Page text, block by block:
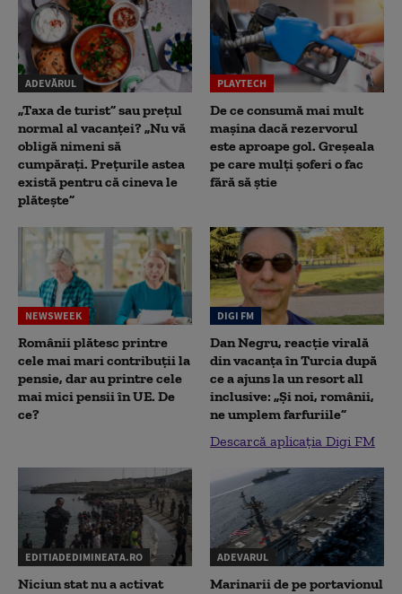
ADEVĂRUL
„Taxa de turist” sau prețul
normal al vacanței? „Nu vă
obligă nimeni să
cumpărați. Prețurile astea
există pentru că cineva le
plătește”
PLAYTECH
De ce consumă mai mult
mașina dacă rezervorul
este aproape gol. Greșeala
pe care mulți șoferi o fac
fără să știe
NEWSWEEK
Românii plătesc printre
cele mai mari contribuții la
pensie, dar au printre cele
mai mici pensii în UE. De
ce?
DIGI FM
Dan Negru, reacție virală
din vacanța în Turcia după
ce a ajuns la un resort all
inclusive: „Și noi, românii,
ne umplem farfuriile”
Descarcă aplicația Digi FM
EDITIADEDIMINEATA.RO
Niciun stat nu a activat
ADEVARUL
Marinarii de pe portavionul